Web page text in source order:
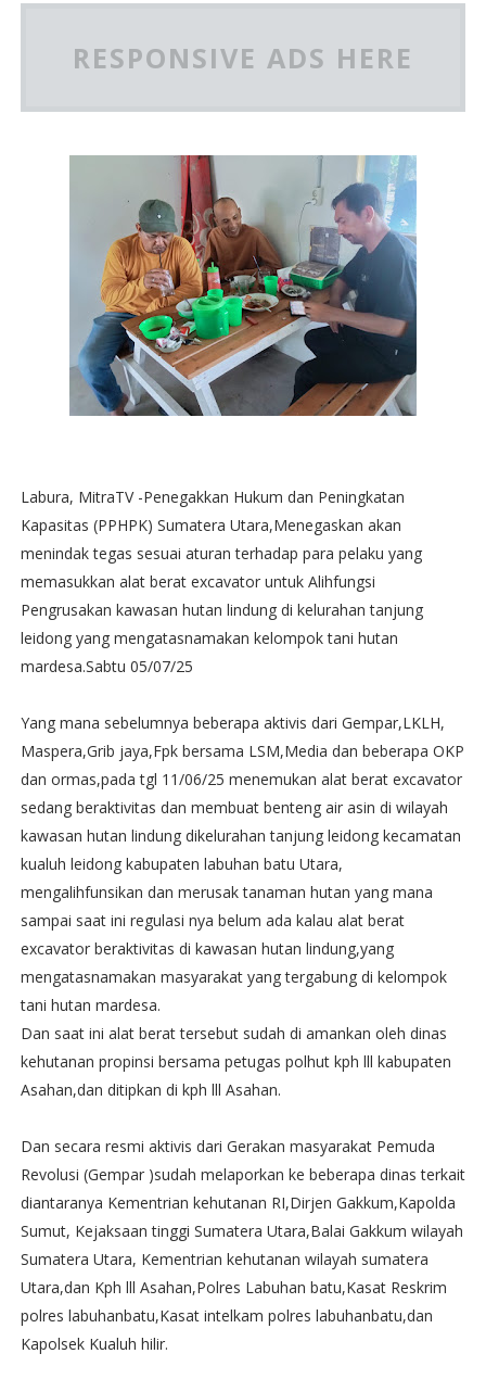
RESPONSIVE ADS HERE
Labura, MitraTV -Penegakkan Hukum dan Peningkatan
Kapasitas (PPHPK) Sumatera Utara,Menegaskan akan
menindak tegas sesuai aturan terhadap para pelaku yang
memasukkan alat berat excavator untuk Alihfungsi
Pengrusakan kawasan hutan lindung di kelurahan tanjung
leidong yang mengatasnamakan kelompok tani hutan
mardesa.Sabtu 05/07/25
Yang mana sebelumnya beberapa aktivis dari Gempar,LKLH,
Maspera,Grib jaya,Fpk bersama LSM,Media dan beberapa OKP
dan ormas,pada tgl 11/06/25 menemukan alat berat excavator
sedang beraktivitas dan membuat benteng air asin di wilayah
kawasan hutan lindung dikelurahan tanjung leidong kecamatan
kualuh leidong kabupaten labuhan batu Utara,
mengalihfunsikan dan merusak tanaman hutan yang mana
sampai saat ini regulasi nya belum ada kalau alat berat
excavator beraktivitas di kawasan hutan lindung,yang
mengatasnamakan masyarakat yang tergabung di kelompok
tani hutan mardesa.
Dan saat ini alat berat tersebut sudah di amankan oleh dinas
kehutanan propinsi bersama petugas polhut kph lll kabupaten
Asahan,dan ditipkan di kph lll Asahan.
Dan secara resmi aktivis dari Gerakan masyarakat Pemuda
Revolusi (Gempar )sudah melaporkan ke beberapa dinas terkait
diantaranya Kementrian kehutanan RI,Dirjen Gakkum,Kapolda
Sumut, Kejaksaan tinggi Sumatera Utara,Balai Gakkum wilayah
Sumatera Utara, Kementrian kehutanan wilayah sumatera
Utara,dan Kph lll Asahan,Polres Labuhan batu,Kasat Reskrim
polres labuhanbatu,Kasat intelkam polres labuhanbatu,dan
Kapolsek Kualuh hilir.